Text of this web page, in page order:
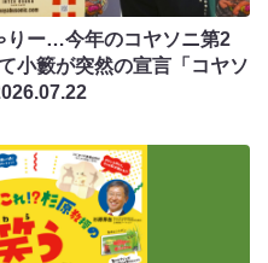
りー…今年のコヤソニ第2
小籔が突然の宣言「コヤソ